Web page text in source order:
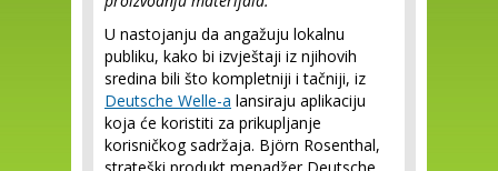
U nastojanju da angažuju lokalnu
publiku, kako bi izvještaji iz njihovih
sredina bili što kompletniji i tačniji, iz
Deutsche Welle-a lansiraju aplikaciju
koja će koristiti za prikupljanje
korisničkog sadržaja. Björn Rosenthal,